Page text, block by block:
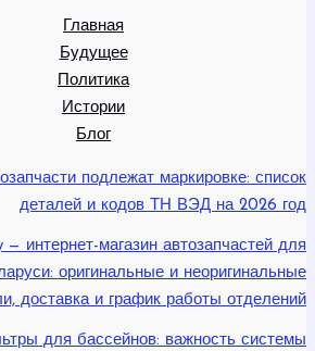
Главная
Будущее
Политика
Истории
Блог
подлежат маркировке: список
деталей и кодов ТН ВЭД на 2026 год
— интернет-магазин автозапчастей для
оригинальные и неоригинальные
доставка и график работы отделений
для бассейнов: важность системы